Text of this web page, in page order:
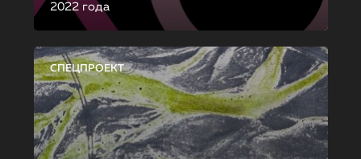
2022 года
СПЕЦПРОЕКТ